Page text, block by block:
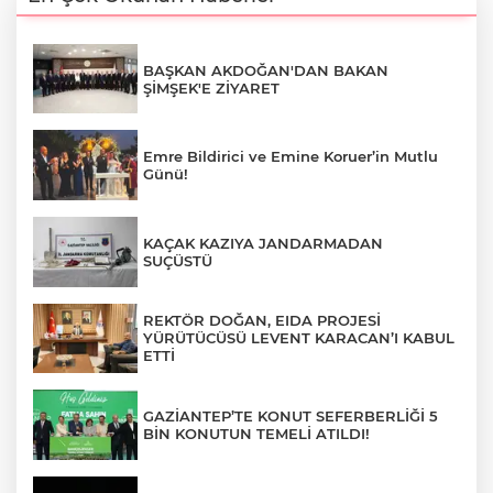
BAŞKAN AKDOĞAN'DAN BAKAN
ŞİMŞEK'E ZİYARET
Emre Bildirici ve Emine Koruer’in Mutlu
Günü!
KAÇAK KAZIYA JANDARMADAN
SUÇÜSTÜ
REKTÖR DOĞAN, EIDA PROJESİ
YÜRÜTÜCÜSÜ LEVENT KARACAN’I KABUL
ETTİ
GAZİANTEP’TE KONUT SEFERBERLİĞİ 5
BİN KONUTUN TEMELİ ATILDI!